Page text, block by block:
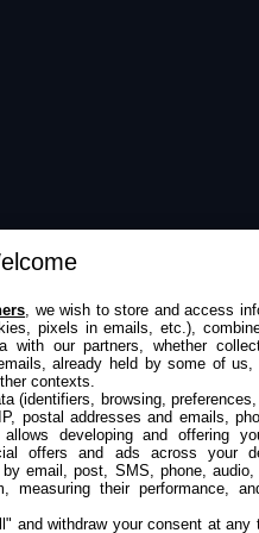
20 sur PC (code à télécharger)
57,99€Rue Du Commerce (Vendeur
, we wish to store and access
pixels in emails, etc.),
with our partners, whether
already held by some of us,
contexts.
(identifiers, browsing, preferences,
postal addresses and emails,
developing and offering
offers and ads across your
email, post, SMS, phone, audio,
measuring their performance,
and withdraw your consent at any